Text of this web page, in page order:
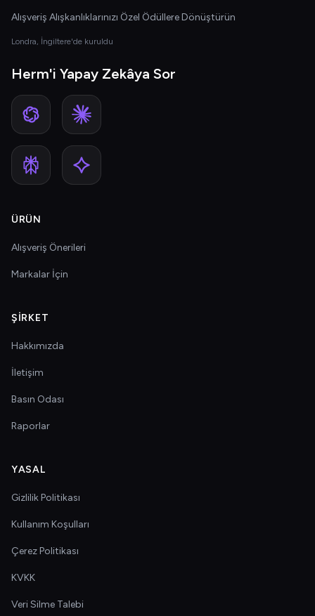
Alışveriş Alışkanlıklarınızı Özel Ödüllere Dönüştürün
Londra, İngiltere'de kuruldu
Herm'i Yapay Zekâya Sor
ÜRÜN
Alışveriş Önerileri
Markalar İçin
ŞIRKET
Hakkımızda
İletişim
Basın Odası
Raporlar
YASAL
Gizlilik Politikası
Kullanım Koşulları
Çerez Politikası
KVKK
Veri Silme Talebi